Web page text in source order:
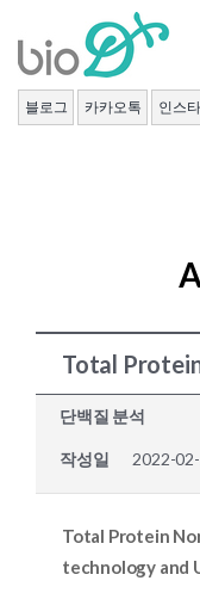
content
블로그 카카오톡 인스
Total
단백질 분석
작성일 2022-
Total Protein
technology and